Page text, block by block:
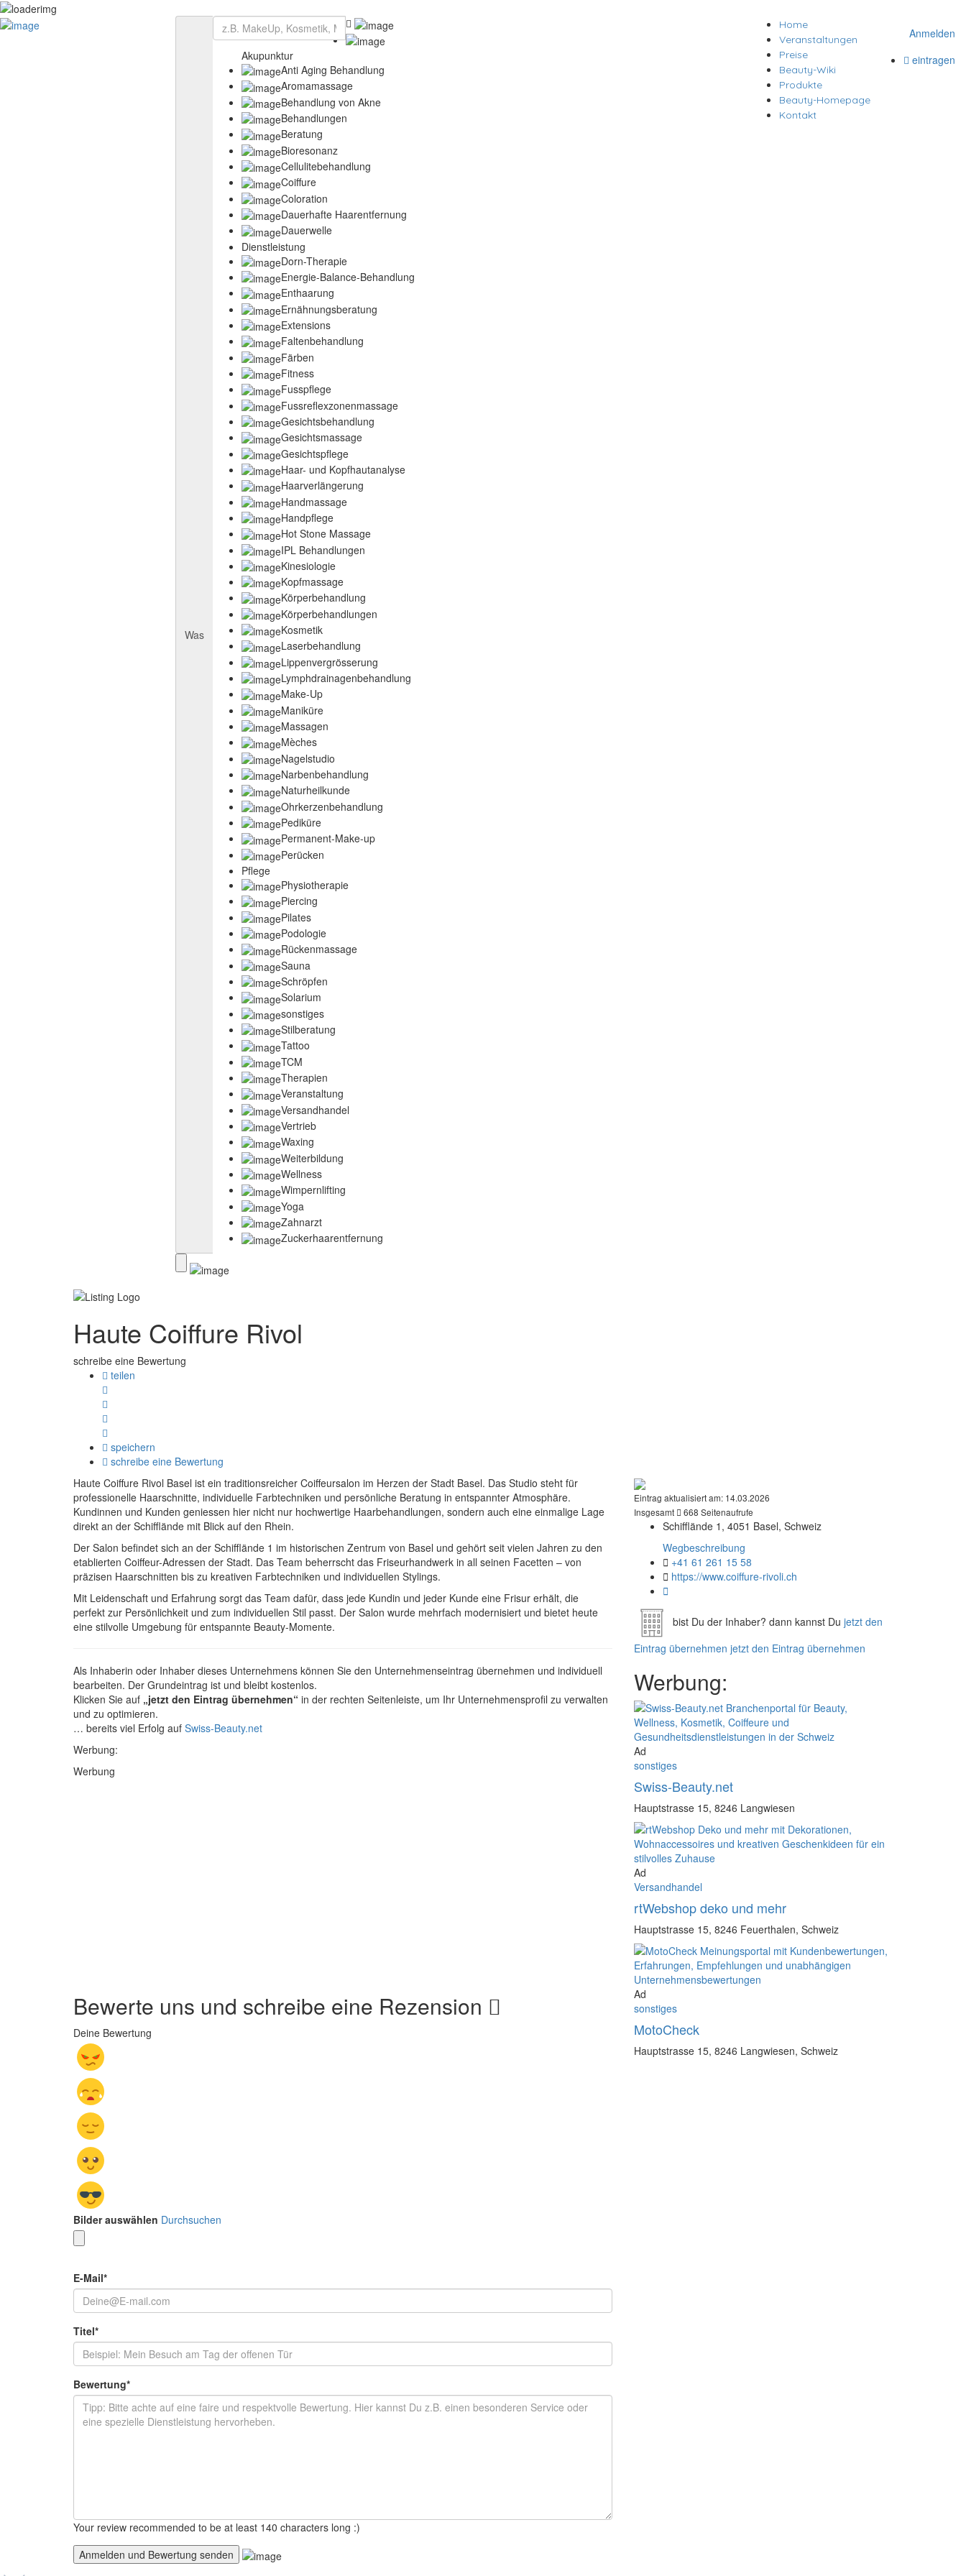
eintragen
Was
Akupunktur
Anti Aging Behandlung
Aromamassage
Behandlung von Akne
Behandlungen
Beratung
Bioresonanz
Cellulitebehandlung
Coiffure
Coloration
Dauerhafte Haarentfernung
Dauerwelle
Dienstleistung
Dorn-Therapie
Energie-Balance-Behandlung
Enthaarung
Ernähnungsberatung
Extensions
Faltenbehandlung
Färben
Fitness
Fusspflege
Fussreflexzonenmassage
Gesichtsbehandlung
Gesichtsmassage
Gesichtspflege
Haar- und Kopfhautanalyse
Haarverlängerung
Handmassage
Handpflege
Hot Stone Massage
IPL Behandlungen
Kinesiologie
Kopfmassage
Körperbehandlung
Körperbehandlungen
Kosmetik
Laserbehandlung
Lippenvergrösserung
Lymphdrainagenbehandlung
Make-Up
Maniküre
Massagen
Mèches
Nagelstudio
Narbenbehandlung
Naturheilkunde
Ohrkerzenbehandlung
Pediküre
Permanent-Make-up
Perücken
Pflege
Physiotherapie
Piercing
Pilates
Podologie
Rückenmassage
Sauna
Schröpfen
Solarium
sonstiges
Stilberatung
Tattoo
TCM
Therapien
Veranstaltung
Versandhandel
Vertrieb
Waxing
Weiterbildung
Wellness
Wimpernlifting
Yoga
Zahnarzt
Zuckerhaarentfernung
Anmelden
eintragen
Home
Veranstaltungen
Preise
Beauty-Wiki
Produkte
Beauty-Homepage
Kontakt
Haute Coiffure Rivol
schreibe eine Bewertung
teilen
speichern
schreibe eine Bewertung
Haute Coiffure Rivol Basel ist ein traditionsreicher Coiffeursalon im Herzen der Stadt Basel. Das Studio steht für
professionelle Haarschnitte, individuelle Farbtechniken und persönliche Beratung in entspannter Atmosphäre.
Kundinnen und Kunden geniessen hier nicht nur hochwertige Haarbehandlungen, sondern auch eine einmalige Lage
direkt an der Schifflände mit Blick auf den Rhein.
Der Salon befindet sich an der Schifflände 1 im historischen Zentrum von Basel und gehört seit vielen Jahren zu den
etablierten Coiffeur-Adressen der Stadt. Das Team beherrscht das Friseurhandwerk in all seinen Facetten – von
präzisen Haarschnitten bis zu kreativen Farbtechniken und individuellen Stylings.
Mit Leidenschaft und Erfahrung sorgt das Team dafür, dass jede Kundin und jeder Kunde eine Frisur erhält, die
perfekt zur Persönlichkeit und zum individuellen Stil passt. Der Salon wurde mehrfach modernisiert und bietet heute
eine stilvolle Umgebung für entspannte Beauty-Momente.
Als Inhaberin oder Inhaber dieses Unternehmens können Sie den Unternehmenseintrag übernehmen und individuell
bearbeiten. Der Grundeintrag ist und bleibt kostenlos.
Klicken Sie auf „jetzt den Eintrag übernehmen“ in der rechten Seitenleiste, um Ihr Unternehmensprofil zu verwalten
und zu optimieren.
… bereits viel Erfolg auf Swiss-Beauty.net
Werbung:
Werbung
Bewerte uns und schreibe eine Rezension
Deine Bewertung
Bilder auswählen Durchsuchen
E-Mail*
Titel*
Bewertung*
Your review recommended to be at least 140 characters long :)
Eintrag aktualisiert am: 14.03.2026
Insgesamt
668 Seitenaufrufe
Schifflände 1, 4051 Basel, Schweiz
Wegbeschreibung
+41 61 261 15 58
https://www.coiffure-rivoli.ch
bist Du der Inhaber? dann kannst Du jetzt den
Eintrag übernehmen jetzt den Eintrag übernehmen
Werbung:
Ad
sonstiges
Swiss-Beauty.net
Hauptstrasse 15, 8246 Langwiesen
Ad
Versandhandel
rtWebshop deko und mehr
Hauptstrasse 15, 8246 Feuerthalen, Schweiz
Ad
sonstiges
MotoCheck
Hauptstrasse 15, 8246 Langwiesen, Schweiz